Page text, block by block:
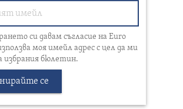
си давам съгласие на Euro
моя имейл адрес с цел да ми
избрания бюлетин.
се